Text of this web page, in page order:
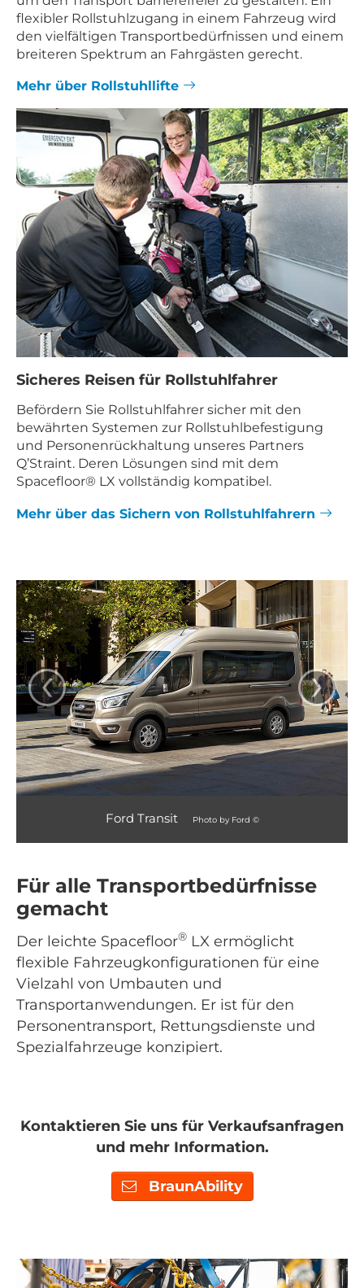
flexibler Rollstuhlzugang in einem Fahrzeug wird
den vielfältigen Transportbedürfnissen und einem
breiteren Spektrum an Fahrgästen gerecht.
Mehr über Rollstuhllifte
Sicheres Reisen für Rollstuhlfahrer
Befördern Sie Rollstuhlfahrer sicher mit den
bewährten Systemen zur Rollstuhlbefestigung
und Personenrückhaltung unseres Partners
Q’Straint. Deren Lösungen sind mit dem
Spacefloor® LX vollständig kompatibel.
Mehr über das Sichern von Rollstuhlfahrern
Ford Transit Photo by Ford ©
‹ ›
Für alle Transportbedürfnisse
gemacht
Der leichte Spacefloor® LX ermöglicht
flexible Fahrzeugkonfigurationen für eine
Vielzahl von Umbauten und
Transportanwendungen. Er ist für den
Personentransport, Rettungsdienste und
Spezialfahrzeuge konzipiert.
Kontaktieren Sie uns für Verkaufsanfragen
und mehr Information.
BraunAbility